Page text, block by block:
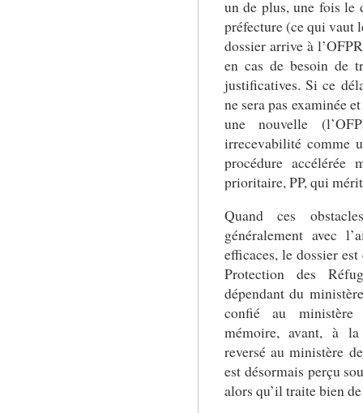
un de plus, une fois le
préfecture (ce qui vaut
dossier arrive à
en cas de besoin de
justificatives. Si ce
ne sera pas examinée
une nouvelle
irrecevabilité comme
procédure accélérée
prioritaire, PP, qui
Quand ces
généralement avec
efficaces, le dossier
Protection des
dépendant du
confié au
mémoire, avant, à
reversé au ministère
est désormais perçu
alors qu’il traite bien